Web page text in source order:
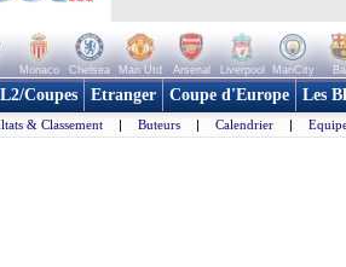
Monaco Chelsea Man Utd Arsenal Liverpool ManCity
L2/Coupes Etranger Coupe d'Europe Les
& Classement | Buteurs | Calendrier |